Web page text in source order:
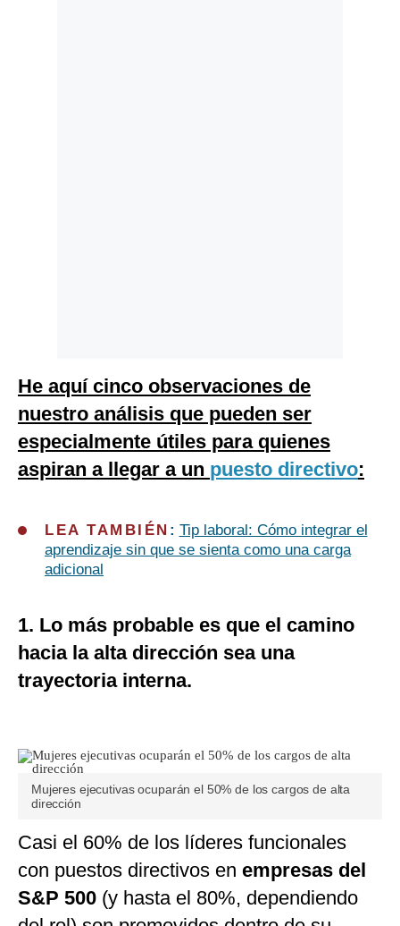
He aquí cinco observaciones de
nuestro análisis que pueden ser
especialmente útiles para quienes
aspiran a llegar a un puesto directivo:
LEA TAMBIÉN : Tip laboral: Cómo integrar el
aprendizaje sin que se sienta como una carga
adicional
1. Lo más probable es que el camino
hacia la alta dirección sea una
trayectoria interna.
Mujeres ejecutivas ocuparán el 50% de los cargos de alta
dirección
Casi el 60% de los líderes funcionales
con puestos directivos en empresas del
S&P 500 (y hasta el 80%, dependiendo